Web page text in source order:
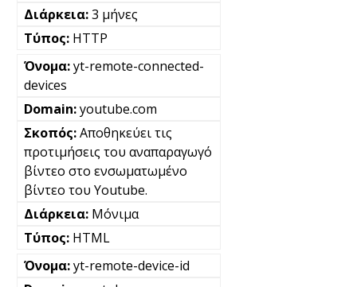
3 μήνες
HTTP
yt-remote-connected-
devices
youtube.com
Αποθηκεύει τις
προτιμήσεις του αναπαραγωγό
βίντεο στο ενσωματωμένο
βίντεο του Youtube.
Μόνιμα
HTML
yt-remote-device-id